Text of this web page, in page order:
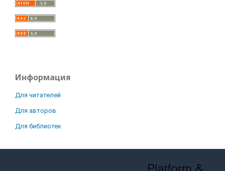
Информация
Для читателей
Для авторов
Для библиотек